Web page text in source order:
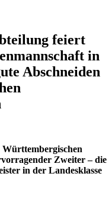
feiert
in
Abschneiden
Zweiter – die
in der Landesklasse